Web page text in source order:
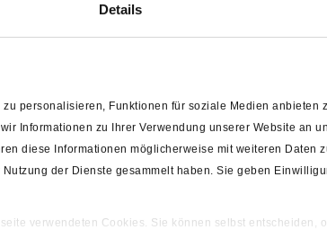
Details
personalisieren, Funktionen für soziale Medien anbieten
Informationen zu Ihrer Verwendung unserer Website an
diese Informationen möglicherweise mit weiteren Daten
der Dienste gesammelt haben. Sie geben
verwendeten Cookies. Sie können selbst entscheiden,